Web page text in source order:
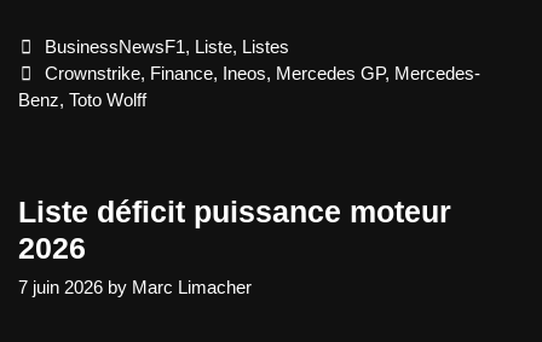
AMG
F1
Categories
BusinessNewsF1, Liste, Listes
Tags
Crownstrike, Finance, Ineos, Mercedes GP, Mercedes-
Benz, Toto Wolff
Liste déficit puissance moteur
2026
7 juin 2026 by Marc Limacher